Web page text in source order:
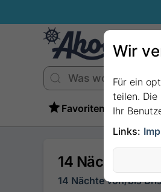
Favoriten
14 Nächte -
14 Nächte von/bis
Wir
Für ein
teilen.
Ihr
Links: